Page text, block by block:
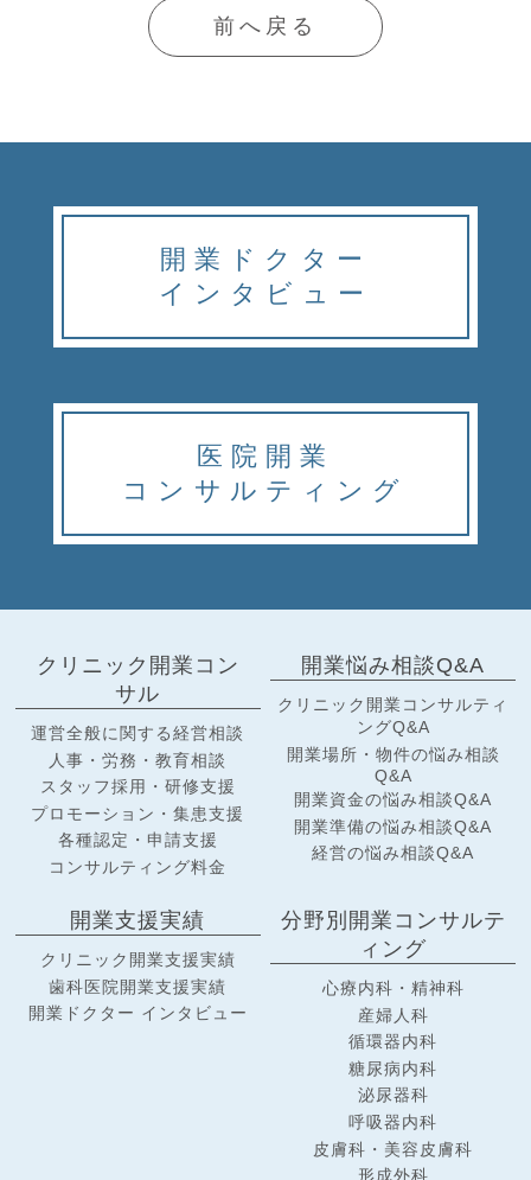
前へ戻る
開業ドクター
インタビュー
医院開業
コンサルティング
クリニック開業コン
サル
運営全般に関する経営相談
人事・労務・教育相談
スタッフ採用・研修支援
プロモーション・集患支援
各種認定・申請支援
コンサルティング料金
開業悩み相談Q&A
クリニック開業コンサルティ
ングQ&A
開業場所・物件の悩み相談
Q&A
開業資金の悩み相談Q&A
開業準備の悩み相談Q&A
経営の悩み相談Q&A
開業支援実績
クリニック開業支援実績
歯科医院開業支援実績
開業ドクター インタビュー
分野別開業コンサルテ
ィング
心療内科・精神科
産婦人科
循環器内科
糖尿病内科
泌尿器科
呼吸器内科
皮膚科・美容皮膚科
形成外科